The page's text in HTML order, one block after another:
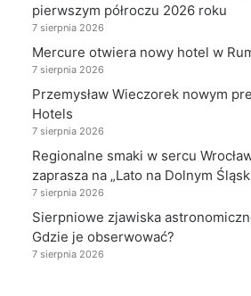
pierwszym półroczu 2026 roku
7 sierpnia 2026
Mercure otwiera nowy hotel w
7 sierpnia 2026
Przemysław Wieczorek nowym
Hotels
7 sierpnia 2026
Regionalne smaki w sercu
zaprasza na „Lato na Dolnym
7 sierpnia 2026
Sierpniowe zjawiska
Gdzie je obserwować?
7 sierpnia 2026